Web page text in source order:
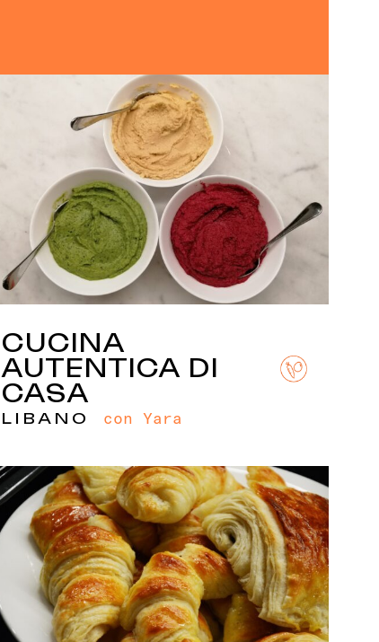
CUCINA
AUTENTICA DI
CASA
LIBANO con Yara